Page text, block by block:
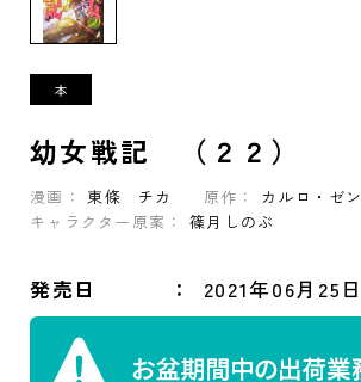
幼女戦記 （２２）
漫画： 東條 チカ 原作：
カルロ・ゼン
キャラクター原案：
篠月しのぶ
発売日 2021年06月25日